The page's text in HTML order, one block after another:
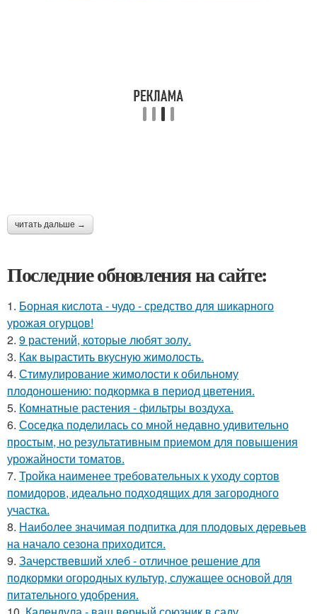
читать дальше →
Последние обновления на сайте:
1. Борная кислота - чудо - средство для шикарного
урожая огурцов!
2. 9 растений, которые любят золу.
3. Как вырастить вкусную жимолость.
4. Стимулирование жимолости к обильному
плодоношению: подкормка в период цветения.
5. Комнатные растения - фильтры воздуха.
6. Соседка поделилась со мной недавно удивительно
простым, но результативным приемом для повышения
урожайности томатов.
7. Тройка наименее требовательных к уходу сортов
помидоров, идеально подходящих для загородного
участка.
8. Наиболее значимая подпитка для плодовых деревьев
на начало сезона приходится.
9. Зачерствевший хлеб - отличное решение для
подкормки огородных культур, служащее основой для
питательного удобрения.